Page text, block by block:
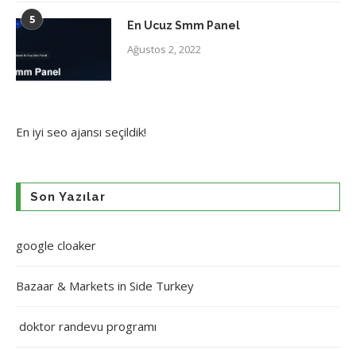
5 En Ucuz Smm Panel
Ağustos 2, 2022
En iyi seo ajansı seçildik!
Son Yazılar
google cloaker
Bazaar & Markets in Side Turkey
doktor randevu programı